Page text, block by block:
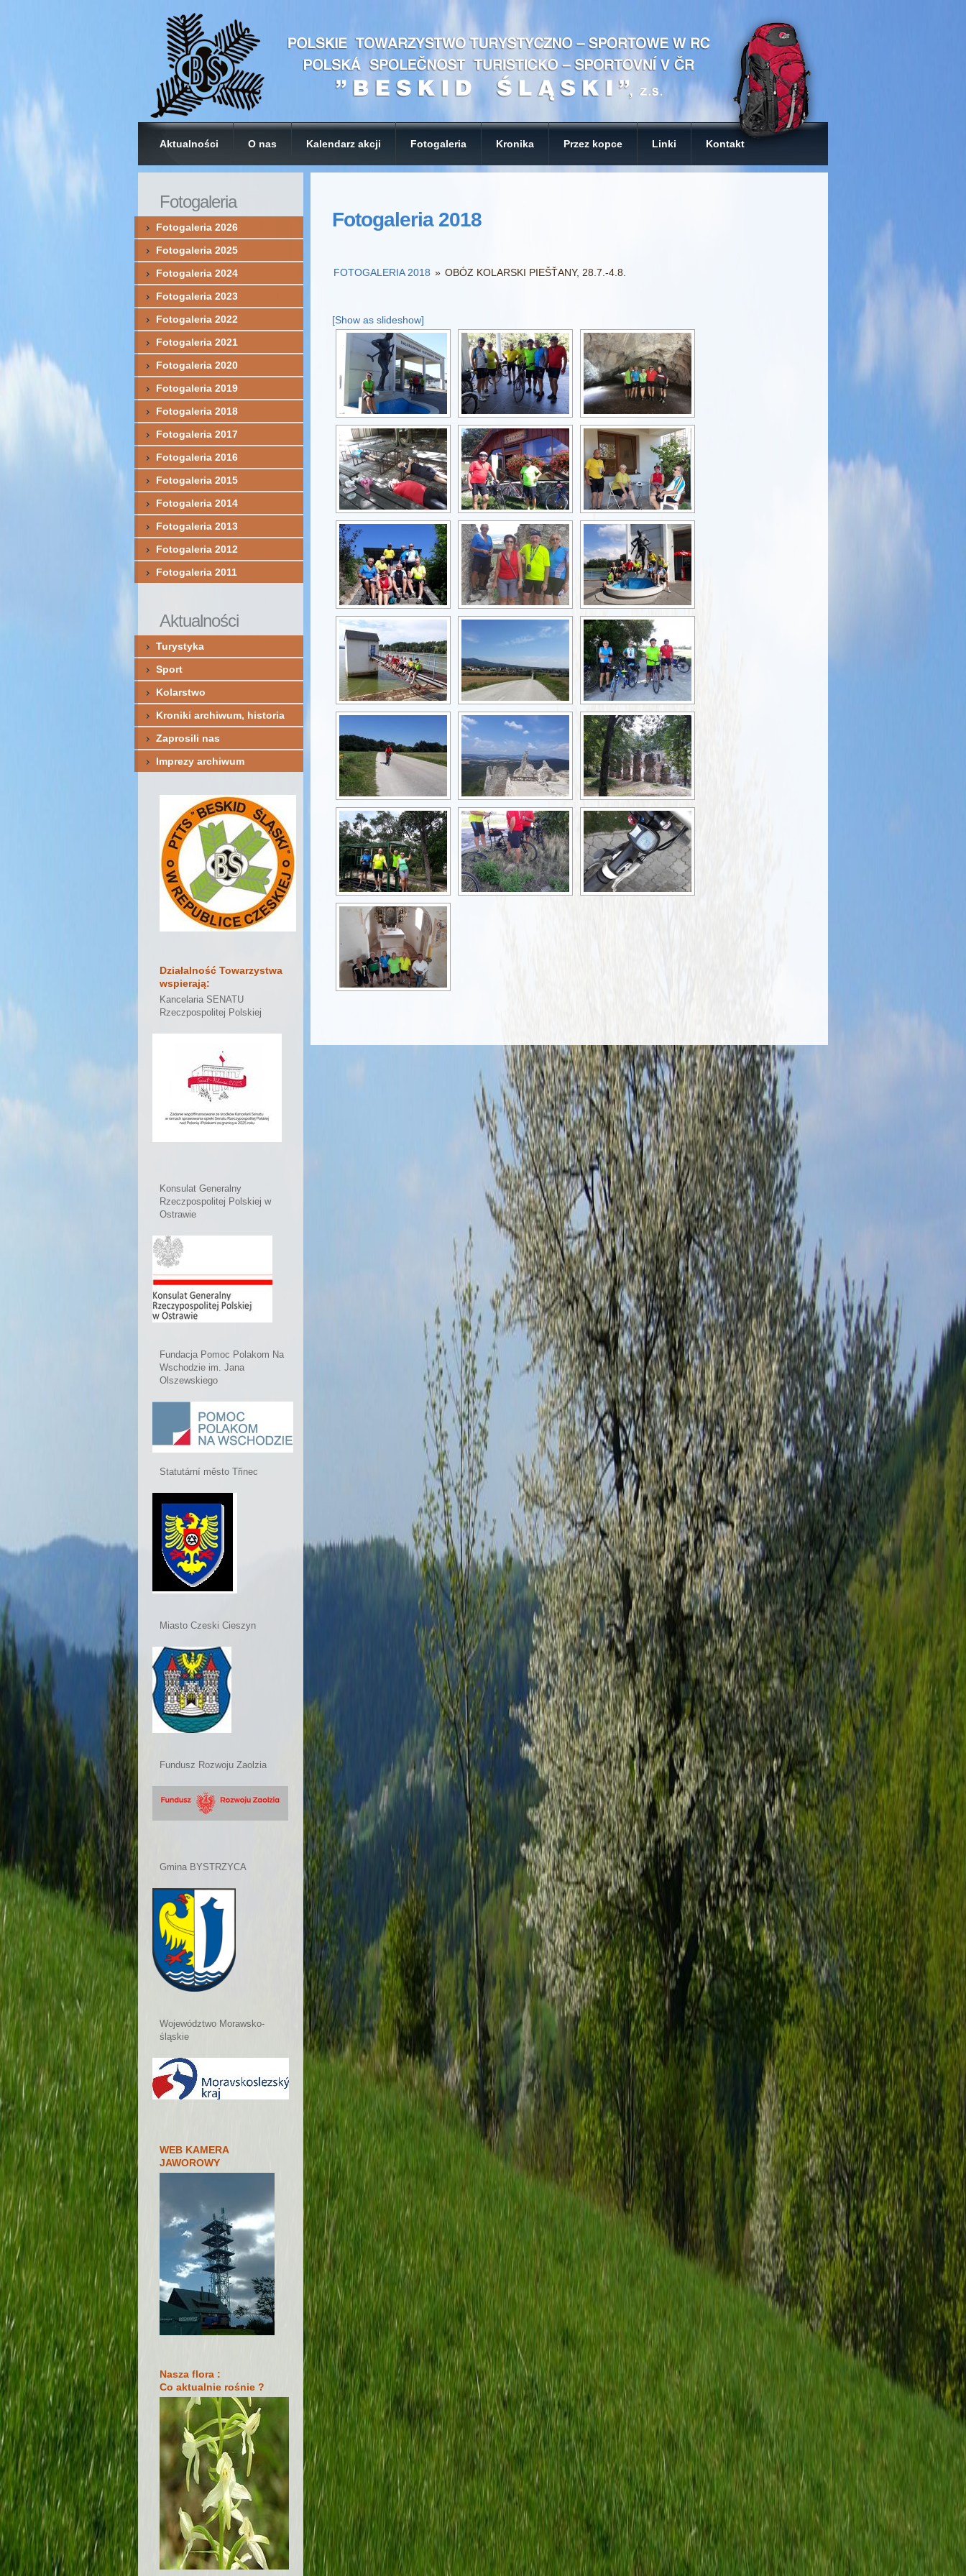
Aktualności O nas Kalendarz akcji Fotogaleria Kronika Przez kopce Linki Kontakt
Fotogaleria 2018
FOTOGALERIA 2018 » OBÓZ KOLARSKI PIEŠŤANY, 28.7.-4.8.
[Show as slideshow]
Fotogaleria
Fotogaleria 2026
Fotogaleria 2025
Fotogaleria 2024
Fotogaleria 2023
Fotogaleria 2022
Fotogaleria 2021
Fotogaleria 2020
Fotogaleria 2019
Fotogaleria 2018
Fotogaleria 2017
Fotogaleria 2016
Fotogaleria 2015
Fotogaleria 2014
Fotogaleria 2013
Fotogaleria 2012
Fotogaleria 2011
Aktualności
Turystyka
Sport
Kolarstwo
Kroniki archiwum, historia
Zaprosili nas
Imprezy archiwum
Działalność Towarzystwa
wspierają:
Kancelaria SENATU
Rzeczpospolitej Polskiej
Konsulat Generalny
Rzeczpospolitej Polskiej w
Ostrawie
Fundacja Pomoc Polakom Na
Wschodzie im. Jana
Olszewskiego
Statutární město Třinec
Miasto Czeski Cieszyn
Fundusz Rozwoju Zaolzia
Gmina BYSTRZYCA
Województwo Morawsko-
śląskie
WEB KAMERA
JAWOROWY
Nasza flora :
Co aktualnie rośnie ?